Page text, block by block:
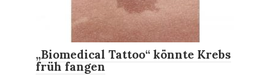
„Biomedical Tattoo“ könnte Krebs
früh fangen